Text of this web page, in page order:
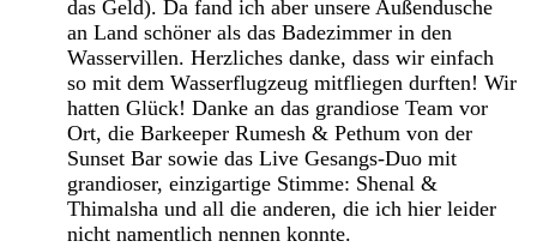
das Geld). Da fand ich aber unsere Außendusche
an Land schöner als das Badezimmer in den
Wasservillen. Herzliches danke, dass wir einfach
so mit dem Wasserflugzeug mitfliegen durften! Wir
hatten Glück! Danke an das grandiose Team vor
Ort, die Barkeeper Rumesh & Pethum von der
Sunset Bar sowie das Live Gesangs-Duo mit
grandioser, einzigartige Stimme: Shenal &
Thimalsha und all die anderen, die ich hier leider
nicht namentlich nennen konnte.